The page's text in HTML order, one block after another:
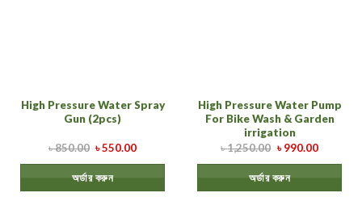
High Pressure Water Spray
Gun (2pcs)
৳850.00 ৳550.00
অর্ডার করুন
High Pressure Water Pump
For Bike Wash & Garden
irrigation
৳1,250.00 ৳990.00
অর্ডার করুন